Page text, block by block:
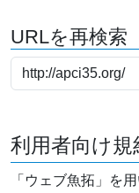
URLを再検索
利用者向け規
「ウェブ魚拓」を